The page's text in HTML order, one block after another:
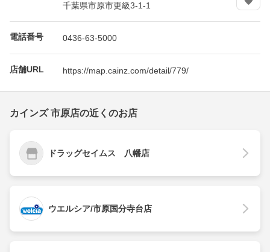
千葉県市原市更級3-1-1
電話番号 0436-63-5000
店舗URL https://map.cainz.com/detail/779/
カインズ 市原店の近くのお店
ドラッグセイムス 八幡店
ウエルシア/市原国分寺台店